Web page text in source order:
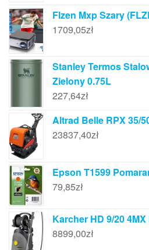
Flzen Mxp Szary
1709,05zł
Stanley Termos
Zielony 0.75L
227,64zł
Altrad Belle RPX 35/
23837,40zł
Epson T1599
79,85zł
Karcher HD 9/20
8899,00zł